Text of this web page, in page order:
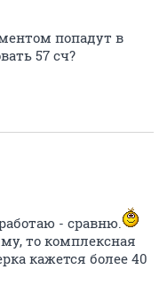
попадут в
57 сч?
- сравню.
то комплексная
кажется более 40